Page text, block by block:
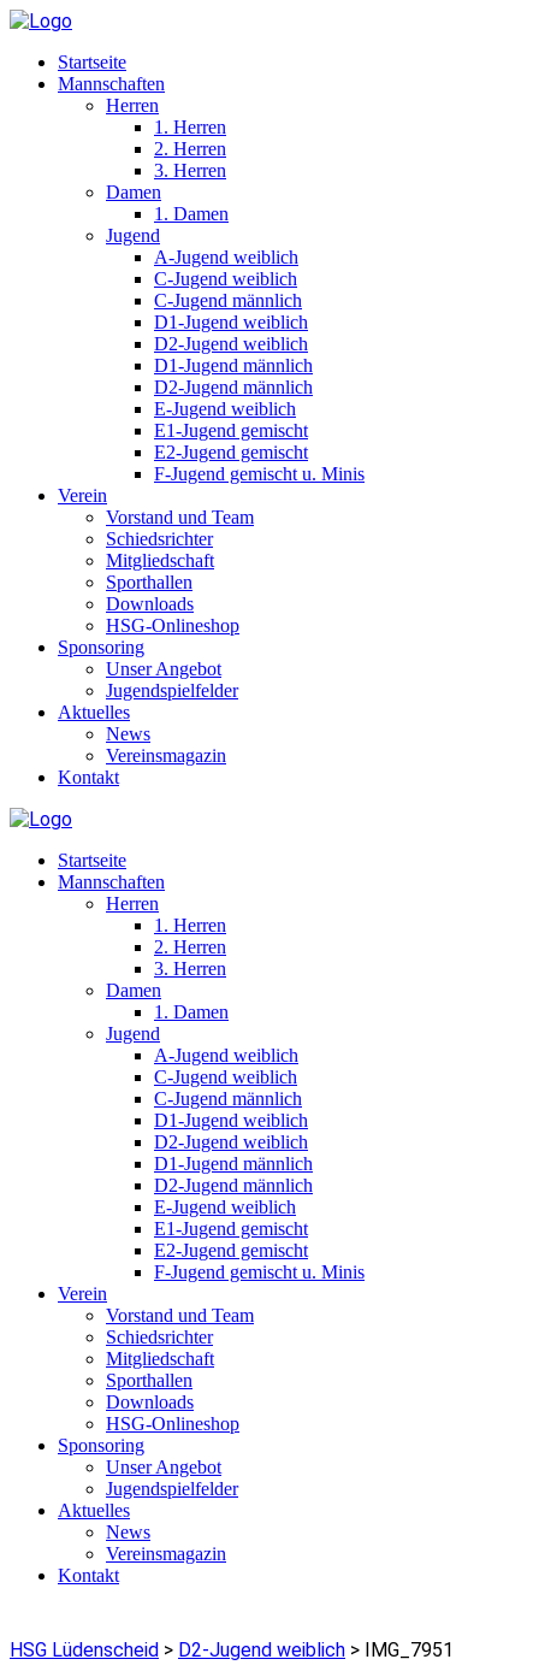
Startseite
Mannschaften
Herren
1. Herren
2. Herren
3. Herren
Damen
1. Damen
Jugend
A-Jugend weiblich
C-Jugend weiblich
C-Jugend männlich
D1-Jugend weiblich
D2-Jugend weiblich
D1-Jugend männlich
D2-Jugend männlich
E-Jugend weiblich
E1-Jugend gemischt
E2-Jugend gemischt
F-Jugend gemischt u. Minis
Verein
Vorstand und Team
Schiedsrichter
Mitgliedschaft
Sporthallen
Downloads
HSG-Onlineshop
Sponsoring
Unser Angebot
Jugendspielfelder
Aktuelles
News
Vereinsmagazin
Kontakt
Startseite
Mannschaften
Herren
1. Herren
2. Herren
3. Herren
Damen
1. Damen
Jugend
A-Jugend weiblich
C-Jugend weiblich
C-Jugend männlich
D1-Jugend weiblich
D2-Jugend weiblich
D1-Jugend männlich
D2-Jugend männlich
E-Jugend weiblich
E1-Jugend gemischt
E2-Jugend gemischt
F-Jugend gemischt u. Minis
Verein
Vorstand und Team
Schiedsrichter
Mitgliedschaft
Sporthallen
Downloads
HSG-Onlineshop
Sponsoring
Unser Angebot
Jugendspielfelder
Aktuelles
News
Vereinsmagazin
Kontakt
HSG Lüdenscheid > D2-Jugend weiblich > IMG_7951